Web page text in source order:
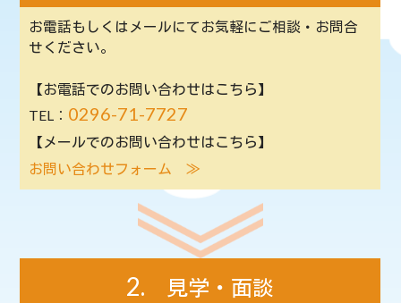
お電話もしくはメールにてお気軽にご相談・お問合
せください。
【お電話でのお問い合わせはこちら】
TEL： 0296-71-7727
【メールでのお問い合わせはこちら】
お問い合わせフォーム ≫
2. 見学・面談